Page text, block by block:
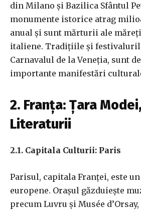
din Milano și Bazilica Sfântul
monumente istorice atrag
anual și sunt mărturii ale
italiene. Tradițiile și
Carnavalul de la Veneția, sunt
importante manifestări
2. Franța: Țara
Literaturii
2.1. Capitala Culturii: Paris
Parisul, capitala Franței, este
europene. Orașul găzduiește
precum Luvru și Musée